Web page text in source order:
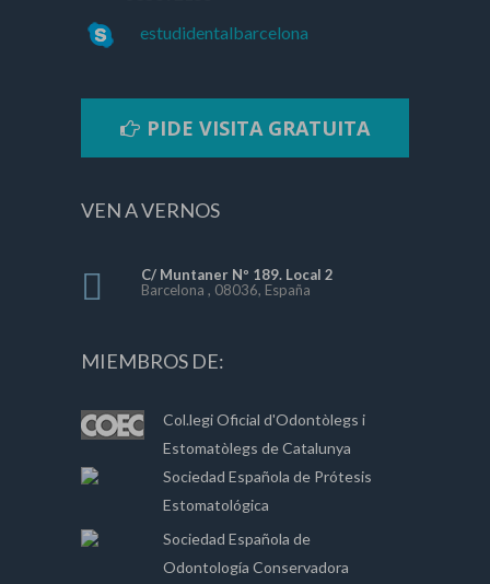
estudidentalbarcelona
PIDE VISITA GRATUITA
VEN A VERNOS
C/ Muntaner Nº 189. Local 2
Barcelona , 08036, España
MIEMBROS DE:
Col.legi Oficial d'Odontòlegs i
Estomatòlegs de Catalunya
Sociedad Española de Prótesis
Estomatológica
Sociedad Española de
Odontología Conservadora